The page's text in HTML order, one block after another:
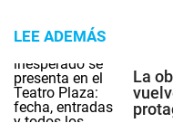
LEE ADEMÁS
La